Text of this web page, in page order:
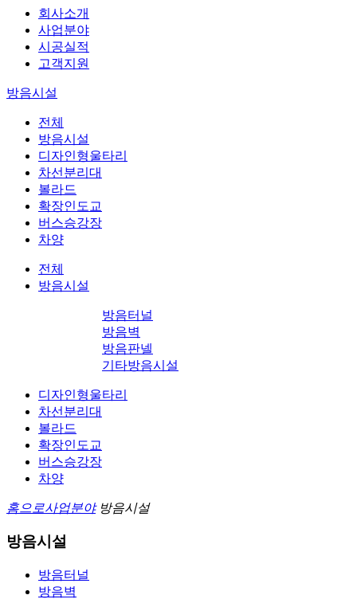
회사소개
사업분야
시공실적
고객지원
방음시설
전체
방음시설
디자인형울타리
차선분리대
볼라드
확장인도교
버스승강장
차양
전체
방음시설
방음터널
방음벽
방음판넬
기타방음시설
디자인형울타리
차선분리대
볼라드
확장인도교
버스승강장
차양
홈으로사업분야 방음시설
방음시설
방음터널
방음벽